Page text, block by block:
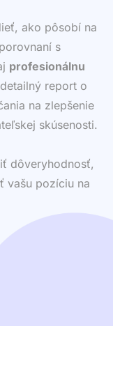
ako pôsobí na
s
profesionálnu
report o
na zlepšenie
skúsenosti.
dôveryhodnosť,
vašu pozíciu na